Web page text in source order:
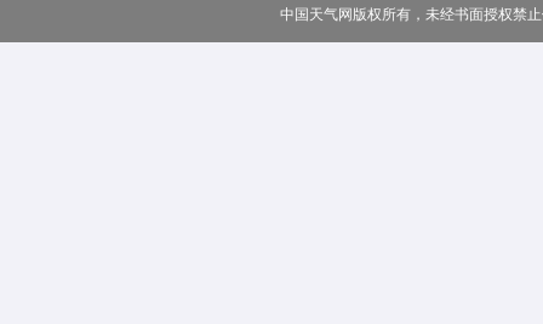
中国天气网版权所有，未经书面授权